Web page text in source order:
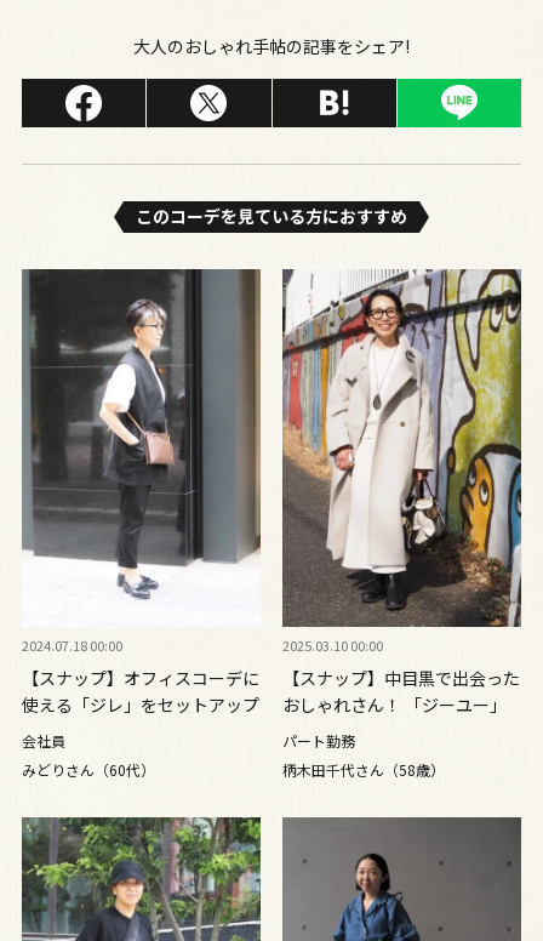
大人のおしゃれ手帖の記事をシェア!
このコーデを⾒ている⽅におすすめ
2024.07.18 00:00
【スナップ】オフィスコーデに
使える「ジレ」をセットアップ
風にアレンジ！
会社員
みどりさん（60代）
2025.03.10 00:00
【スナップ】中目黒で出会った
おしゃれさん！ 「ジーユー」
のセットアップをエレガントに
着こなすコツは？
パート勤務
柄木田千代さん（58歳）